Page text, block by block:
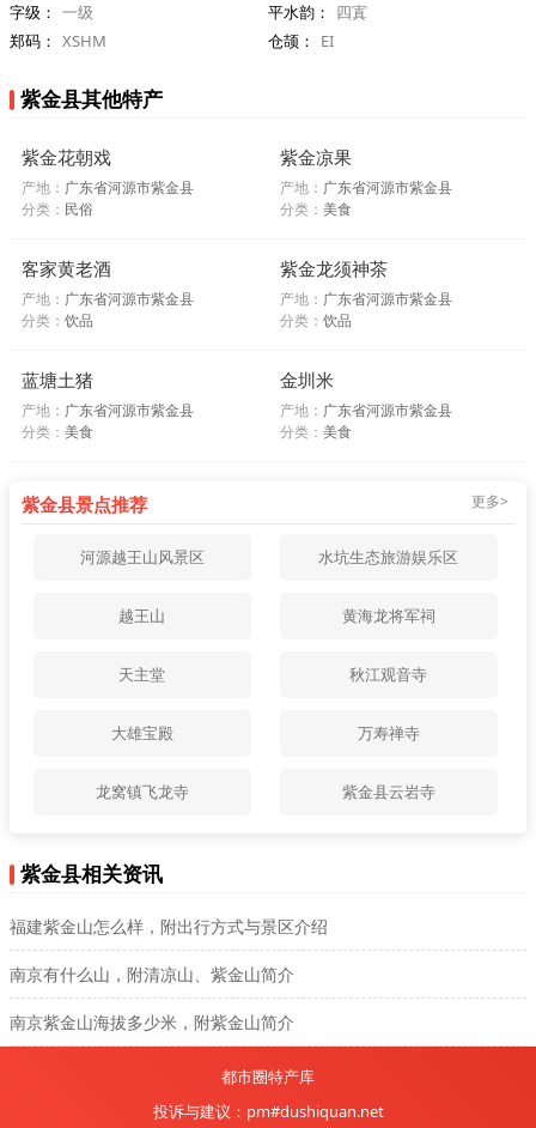
字级： 一级 平水韵：
四寘
郑码： XSHM 仓颉： EI
紫金县其他特产
紫金花朝戏
产地： 广东省河源市紫金县
分类： 民俗
紫金凉果
产地： 广东省河源市紫金县
分类： 美食
客家黄老酒
产地： 广东省河源市紫金县
分类： 饮品
紫金龙须神茶
产地： 广东省河源市紫金县
分类： 饮品
蓝塘土猪
产地： 广东省河源市紫金县
分类： 美食
金圳米
产地： 广东省河源市紫金县
分类： 美食
紫金县景点推荐 更多>
河源越王山风景区 水坑生态旅游娱乐区
越王山 黄海龙将军祠
天主堂 秋江观音寺
大雄宝殿 万寿禅寺
龙窝镇飞龙寺 紫金县云岩寺
紫金县相关资讯
福建紫金山怎么样，附出行方式与景区介绍
南京有什么山，附清凉山、紫金山简介
南京紫金山海拔多少米，附紫金山简介
都市圈特产库
投诉与建议：pm#dushiquan.net